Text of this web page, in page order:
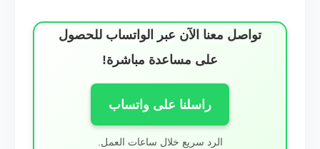
تواصل معنا الآن عبر الواتساب للحصول
على مساعدة مباشرة!
راسلنا على واتساب
الرد سريع خلال ساعات العمل.